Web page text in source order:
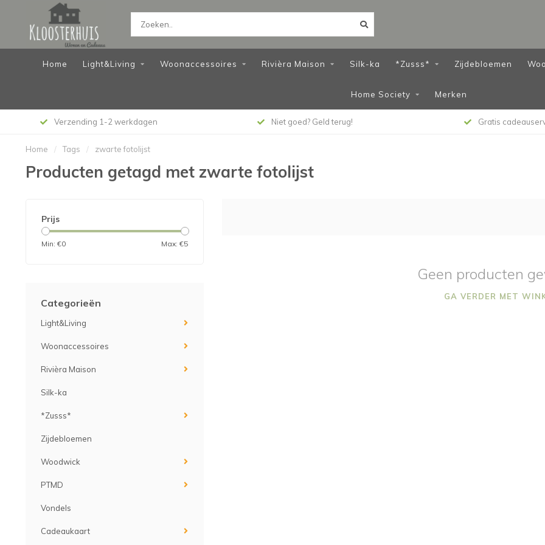
Home Light&Living Woonaccessoires Rivièra Maison Silk-ka *Zusss* Zijdebloemen
Home Society Merken
Verzending 1-2 werkdagen Niet goed? Geld terug! Gratis
Home / Tags / zwarte fotolijst
Producten getagd met zwarte fotolijst
Prijs
Min: €0 Max: €5
Categorieën
Light&Living
Woonaccessoires
Rivièra Maison
Silk-ka
*Zusss*
Zijdebloemen
Woodwick
PTMD
Vondels
Cadeaukaart
Geen producten
GA VERDER MET